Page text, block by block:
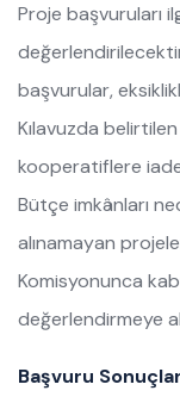
Proje başvuruları
başvurular,
Kılavuzda
kooperatiflere
Bütçe imkânları
alınamayan
Komisyonunca
değerlendirmeye
Başvuru